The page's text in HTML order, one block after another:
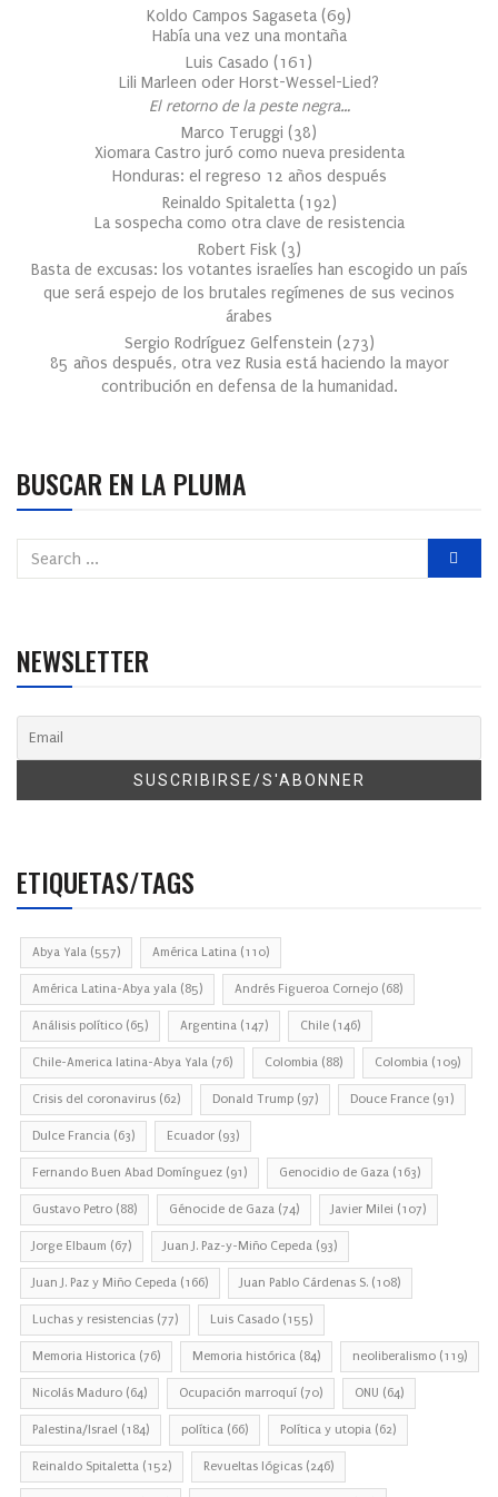
Koldo Campos Sagaseta (69)
Había una vez una montaña
Luis Casado (161 )
Lili Marleen oder Horst-Wessel-Lied?
El retorno de la peste negra…
Marco Teruggi (38)
Xiomara Castro juró como nueva presidenta
Honduras: el regreso 12 años después
Reinaldo Spitaletta (192)
La sospecha como otra clave de resistencia
Robert Fisk (3)
Basta de excusas: los votantes israelíes han escogido un país
que será espejo de los brutales regímenes de sus vecinos
árabes
Sergio Rodríguez Gelfenstein (273)
85 años después, otra vez Rusia está haciendo la mayor
contribución en defensa de la humanidad.
BUSCAR EN LA PLUMA
NEWSLETTER
ETIQUETAS/TAGS
Abya Yala (557) América Latina (110)
América Latina-Abya yala (85) Andrés Figueroa Cornejo (68)
Análisis político (65) Argentina (147) Chile (146)
Chile-America latina-Abya Yala (76) Colombia (88) Colombia (109)
Crisis del coronavirus (62) Donald Trump (97) Douce France (91)
Dulce Francia (63) Ecuador (93)
Fernando Buen Abad Domínguez (91) Genocidio de Gaza (163)
Gustavo Petro (88) Génocide de Gaza (74) Javier Milei (107)
Jorge Elbaum (67) Juan J. Paz-y-Miño Cepeda (93)
Juan J. Paz y Miño Cepeda (166) Juan Pablo Cárdenas S. (108)
Luchas y resistencias (77) Luis Casado (155)
Memoria Historica (76) Memoria histórica (84) neoliberalismo (119)
Nicolás Maduro (64) Ocupación marroquí (70) ONU (64)
Palestina/Israel (184) política (66) Política y utopia (62)
Reinaldo Spitaletta (152) Revueltas lógicas (246)